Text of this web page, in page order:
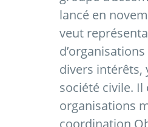
lancé en
veut
divers intérêts,
société civile.
organisations
coordination